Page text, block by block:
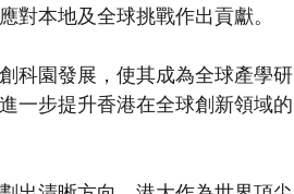
本地及全球挑戰作出貢獻。
科園發展，使其成為全球產學研
一步提升香港在全球創新領域的